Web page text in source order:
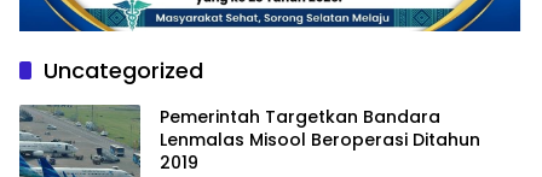
Uncategorized
Pemerintah Targetkan Bandara
Lenmalas Misool Beroperasi Ditahun
2019